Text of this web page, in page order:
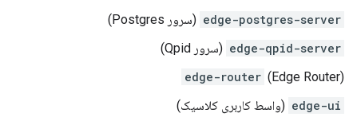
edge-postgres-server (سرور Postgres)
edge-qpid-server (سرور Qpid)
edge-router (Edge Router)
edge-ui (واسط کاربری کلاسیک)